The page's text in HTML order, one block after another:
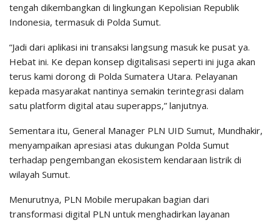
tengah dikembangkan di lingkungan Kepolisian Republik
Indonesia, termasuk di Polda Sumut.
“Jadi dari aplikasi ini transaksi langsung masuk ke pusat ya.
Hebat ini. Ke depan konsep digitalisasi seperti ini juga akan
terus kami dorong di Polda Sumatera Utara. Pelayanan
kepada masyarakat nantinya semakin terintegrasi dalam
satu platform digital atau superapps,” lanjutnya.
Sementara itu, General Manager PLN UID Sumut, Mundhakir,
menyampaikan apresiasi atas dukungan Polda Sumut
terhadap pengembangan ekosistem kendaraan listrik di
wilayah Sumut.
Menurutnya, PLN Mobile merupakan bagian dari
transformasi digital PLN untuk menghadirkan layanan